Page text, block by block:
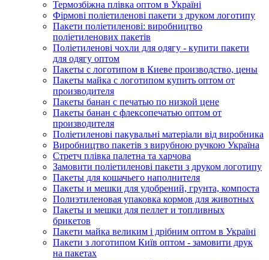
Термозбіжна плівка оптом в Україні
Фірмові поліетиленові пакети з друком логотипу
Пакети поліетиленові: виробництво
поліетиленових пакетів
Поліетиленові чохли для одягу - купити пакети
для одягу оптом
Пакеты с логотипом в Киеве производство, цены
Пакеты майка с логотипом купить оптом от
производителя
Пакеты банан с печатью по низкой цене
Пакеты банан с флексопечатью оптом от
производителя
Поліетиленові пакувальні матеріали від виробника
Виробництво пакетів з вирубною ручкою Україна
Стретч плівка палетна та харчова
Замовити поліетиленові пакети з друком логотипу
Пакеты для кошачьего наполнителя
Пакеты и мешки для удобрений, грунта, компоста
Полиэтиленовая упаковка кормов для животных
Пакеты и мешки для пеллет и топливных
брикетов
Пакети майка великим і дрібним оптом в Україні
Пакети з логотипом Київ оптом - замовити друк
на пакетах